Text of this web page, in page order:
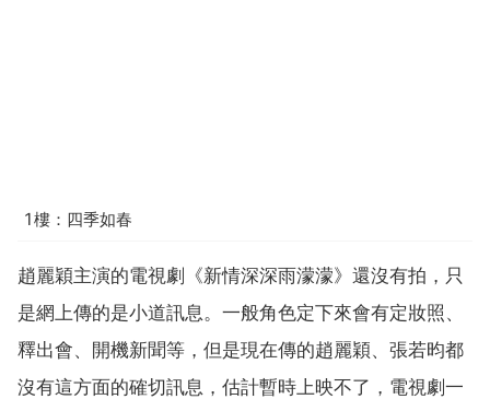
1樓：四季如春
趙麗穎主演的電視劇《新情深深雨濛濛》還沒有拍，只
是網上傳的是小道訊息。一般角色定下來會有定妝照、
釋出會、開機新聞等，但是現在傳的趙麗穎、張若昀都
沒有這方面的確切訊息，估計暫時上映不了，電視劇一